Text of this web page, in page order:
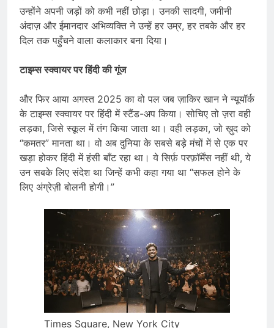
उन्होंने अपनी जड़ों को कभी नहीं छोड़ा। उनकी सादगी, जमीनी
अंदाज़ और ईमानदार अभिव्यक्ति ने उन्हें हर उम्र, हर तबके और हर
दिल तक पहुँचने वाला कलाकार बना दिया।
टाइम्स स्क्वायर पर हिंदी की गूंज
और फिर आया अगस्त 2025 का वो पल जब ज़ाकिर खान ने न्यूयॉर्क
के टाइम्स स्क्वायर पर हिंदी में स्टैंड-अप किया। सोचिए तो ज़रा वही
लड़का, जिसे स्कूल में तंग किया जाता था। वही लड़का, जो ख़ुद को
“कमतर” मानता था। वो अब दुनिया के सबसे बड़े मंचों में से एक पर
खड़ा होकर हिंदी में हंसी बाँट रहा था। ये सिर्फ़ परफ़ॉर्मेंस नहीं थी, ये
उन सबके लिए संदेश था जिन्हें कभी कहा गया था “सफल होने के
लिए अंग्रेज़ी बोलनी होगी।”
Times Square, New York City